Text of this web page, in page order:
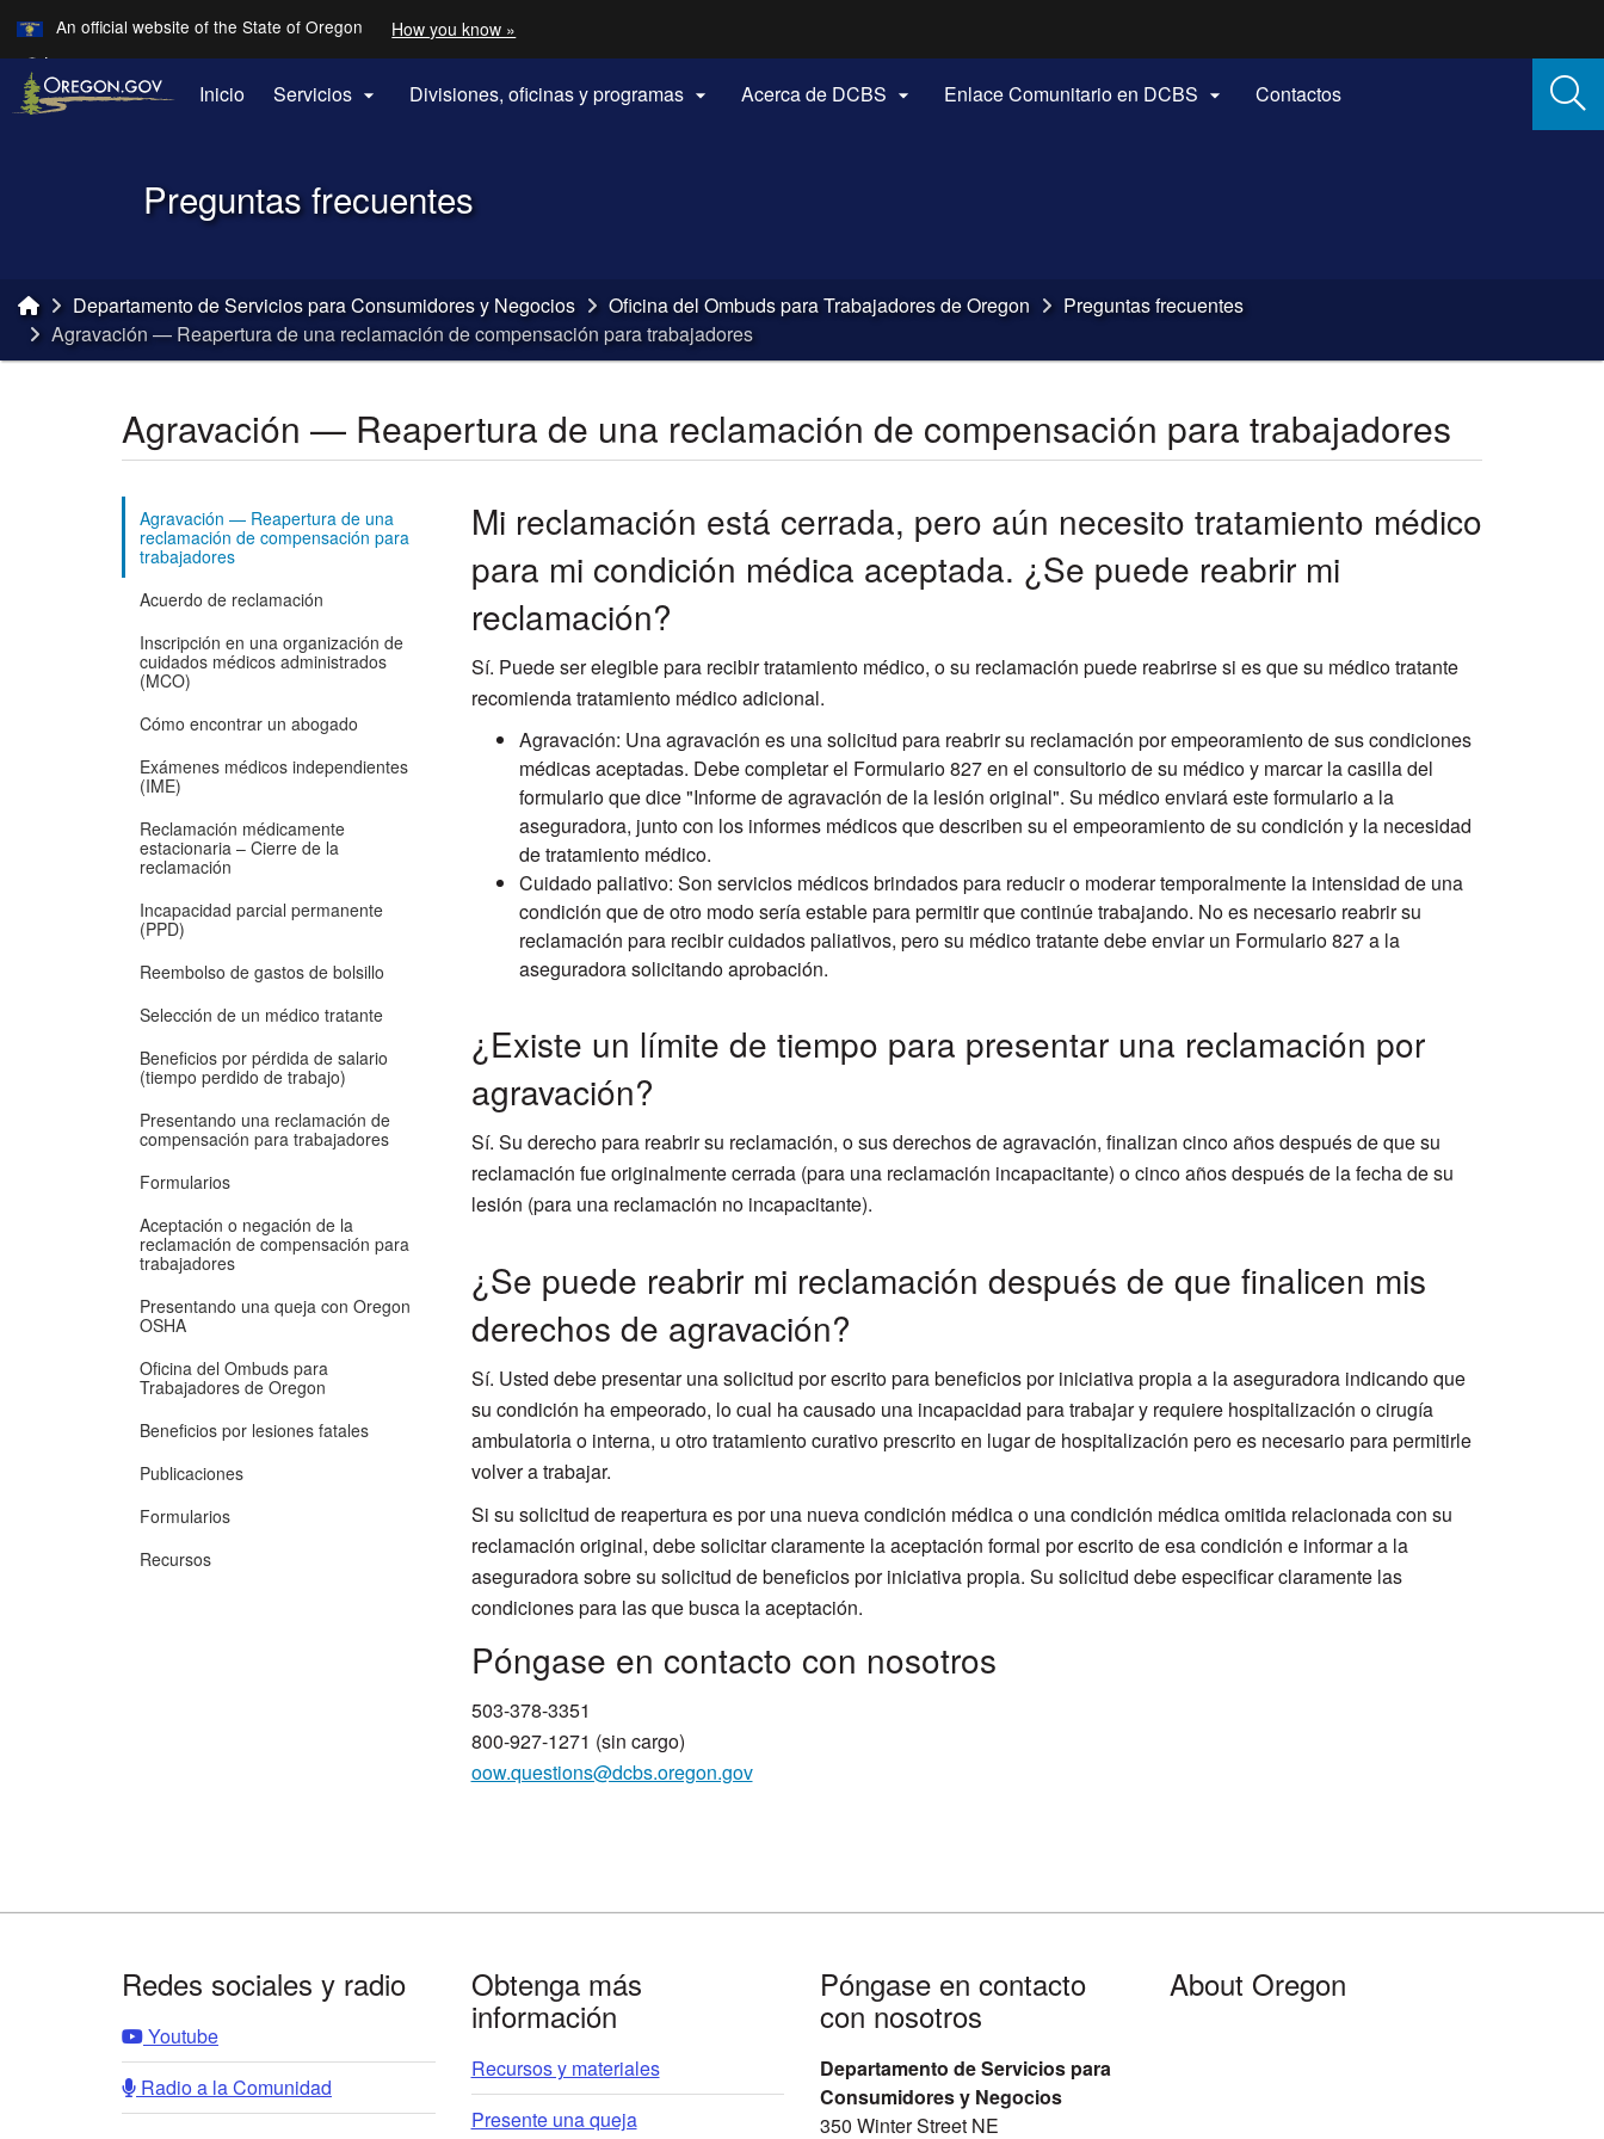
Skip to main content
An official website of the State of Oregon LearnHow you know »
Translate this site into other
Languages
Inicio Servicios  Divisiones, oficinas y programas  Acerca de DCBS  Enlace Comunitario en DCBS  Contactos
Preguntas frecuentes
You are here:Departamento de Servicios para Consumidores y Negocios Oficina del Ombuds para Trabajadores de Oregon
Preguntas frecuentes
Agravación — Reapertura de una reclamación de compensación para trabajadores
Agravación — Reapertura de una reclamación de compensación para trabajadores
Agravación — Reapertura de una
reclamación de compensación para
trabajadores
Acuerdo de reclamación
Inscripción en una organización de
cuidados médicos administrados
(MCO)
Cómo encontrar un abogado
Exámenes médicos independientes
(IME)
Reclamación médicamente
estacionaria – Cierre de la
reclamación
Incapacidad parcial permanente
(PPD)
Reembolso de gastos de bolsillo
Selección de un médico tratante
Beneficios por pérdida de salario
(tiempo perdido de trabajo)
Presentando una reclamación de
compensación para trabajadores
Formularios
Aceptación o negación de la
reclamación de compensación para
trabajadores
Presentando una queja con Oregon
OSHA
Oficina del Ombuds para
Trabajadores de Oregon
Beneficios por lesiones fatales
Publicaciones
Formularios
Recursos
Mi reclamación está cerrada, pero aún necesito tratamiento médico
para mi condición médica aceptada. ¿Se puede reabrir mi
reclamación?
Sí. Puede ser elegible para recibir tratamiento médico, o su reclamación puede reabrirse si es que su médico tratante
recomienda tratamiento médico adicional.
Agravación: Una agravación es una solicitud para reabrir su reclamación por empeoramiento de sus condiciones
médicas aceptadas. Debe completar el Formulario 827 en el consultorio de su médico y marcar la casilla del
formulario que dice "Informe de agravación de la lesión original". Su médico enviará este formulario a la
aseguradora, junto con los informes médicos que describen su el empeoramiento de su condición y la necesidad
de tratamiento médico.
Cuidado paliativo: Son servicios médicos brindados para reducir o moderar temporalmente la intensidad de una
condición que de otro modo sería estable para permitir que continúe trabajando. No es necesario reabrir su
reclamación para recibir cuidados paliativos, pero su médico tratante debe enviar un Formulario 827 a la
aseguradora solicitando aprobación.
¿Existe un límite de tiempo para presentar una reclamación por
agravación?
Sí. Su derecho para reabrir su reclamación, o sus derechos de agravación, finalizan cinco años después de que su
reclamación fue originalmente cerrada (para una reclamación incapacitante) o cinco años después de la fecha de su
lesión (para una reclamación no incapacitante).
¿Se puede reabrir mi reclamación después de que finalicen mis
derechos de agravación?
Sí. Usted debe presentar una solicitud por escrito para beneficios por iniciativa propia a la aseguradora indicando que
su condición ha empeorado, lo cual ha causado una incapacidad para trabajar y requiere hospitalización o cirugía
ambulatoria o interna, u otro tratamiento curativo prescrito en lugar de hospitalización pero es necesario para permitirle
volver a trabajar.
Si su solicitud de reapertura es por una nueva condición médica o una condición médica omitida relacionada con su
reclamación original, debe solicitar claramente la aceptación formal por escrito de esa condición e informar a la
aseguradora sobre su solicitud de beneficios por iniciativa propia. Su solicitud debe especificar claramente las
condiciones para las que busca la aceptación.
​Póngase en contacto con nosotros
503-378-3351
800-927-1271 (sin cargo)
oow.questions@dcbs.oregon.gov
Redes sociales y radio
Youtube
Radio a la Comunidad
Obtenga más
información
Recursos y materiales
Presente una queja
Póngase en contacto
con nosotros
Departamento de Servicios para
Consumidores y Negocios
350 Winter Street NE
About Oregon